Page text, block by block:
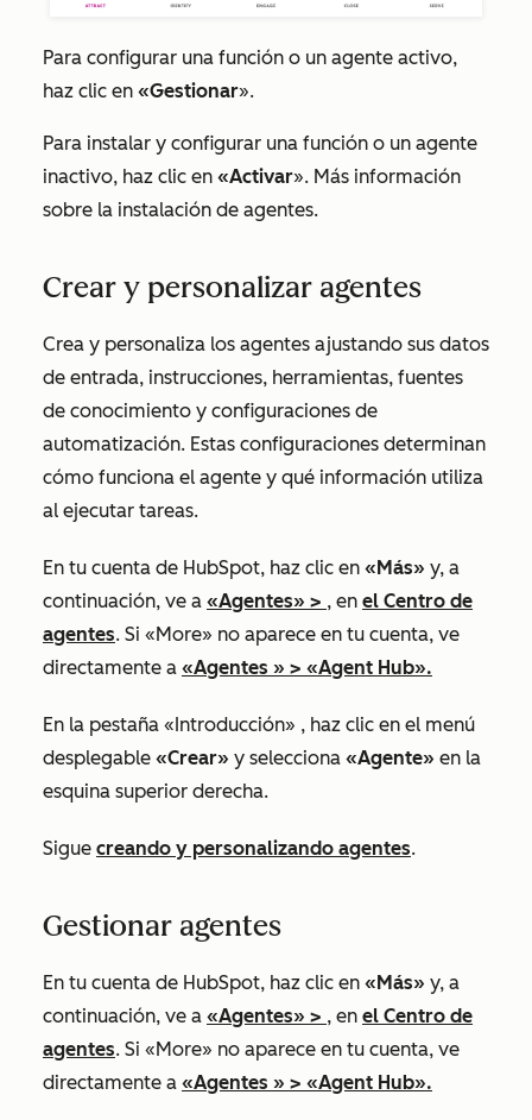
Para configurar una función o un agente activo,
haz clic en «Gestionar».
Para instalar y configurar una función o un agente
inactivo, haz clic en «Activar». Más información
sobre la instalación de agentes.
Crear y personalizar agentes
Crea y personaliza los agentes ajustando sus datos
de entrada, instrucciones, herramientas, fuentes
de conocimiento y configuraciones de
automatización. Estas configuraciones determinan
cómo funciona el agente y qué información utiliza
al ejecutar tareas.
En tu cuenta de HubSpot, haz clic en «Más» y, a
continuación, ve a «Agentes» > , en el Centro de
agentes. Si «More» no aparece en tu cuenta, ve
directamente a «Agentes » > «Agent Hub».
En la pestaña «Introducción» , haz clic en el menú
desplegable «Crear» y selecciona «Agente» en la
esquina superior derecha.
Sigue creando y personalizando agentes.
Gestionar agentes
En tu cuenta de HubSpot, haz clic en «Más» y, a
continuación, ve a «Agentes» > , en el Centro de
agentes. Si «More» no aparece en tu cuenta, ve
directamente a «Agentes » > «Agent Hub».